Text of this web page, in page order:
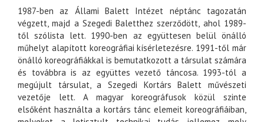
1987-ben az Állami Balett Intézet néptánc tagozatán
végzett, majd a Szegedi Baletthez szerződött, ahol 1989-
től szólista lett. 1990-ben az együttesen belül önálló
műhelyt alapított koreográfiai kísérletezésre. 1991-től már
önálló koreográfiákkal is bemutatkozott a társulat számára
és továbbra is az együttes vezető táncosa. 1993-tól a
megújult társulat, a Szegedi Kortárs Balett művészeti
vezetője lett. A magyar koreográfusok közül szinte
elsőként használta a kortárs tánc elemeit koreográfiáiban,